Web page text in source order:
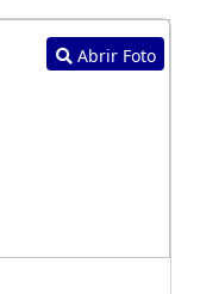
Abrir Foto